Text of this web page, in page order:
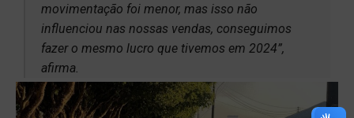
movimentação foi menor, mas isso não
influenciou nas nossas vendas, conseguimos
fazer o mesmo lucro que tivemos em 2024”,
afirma.